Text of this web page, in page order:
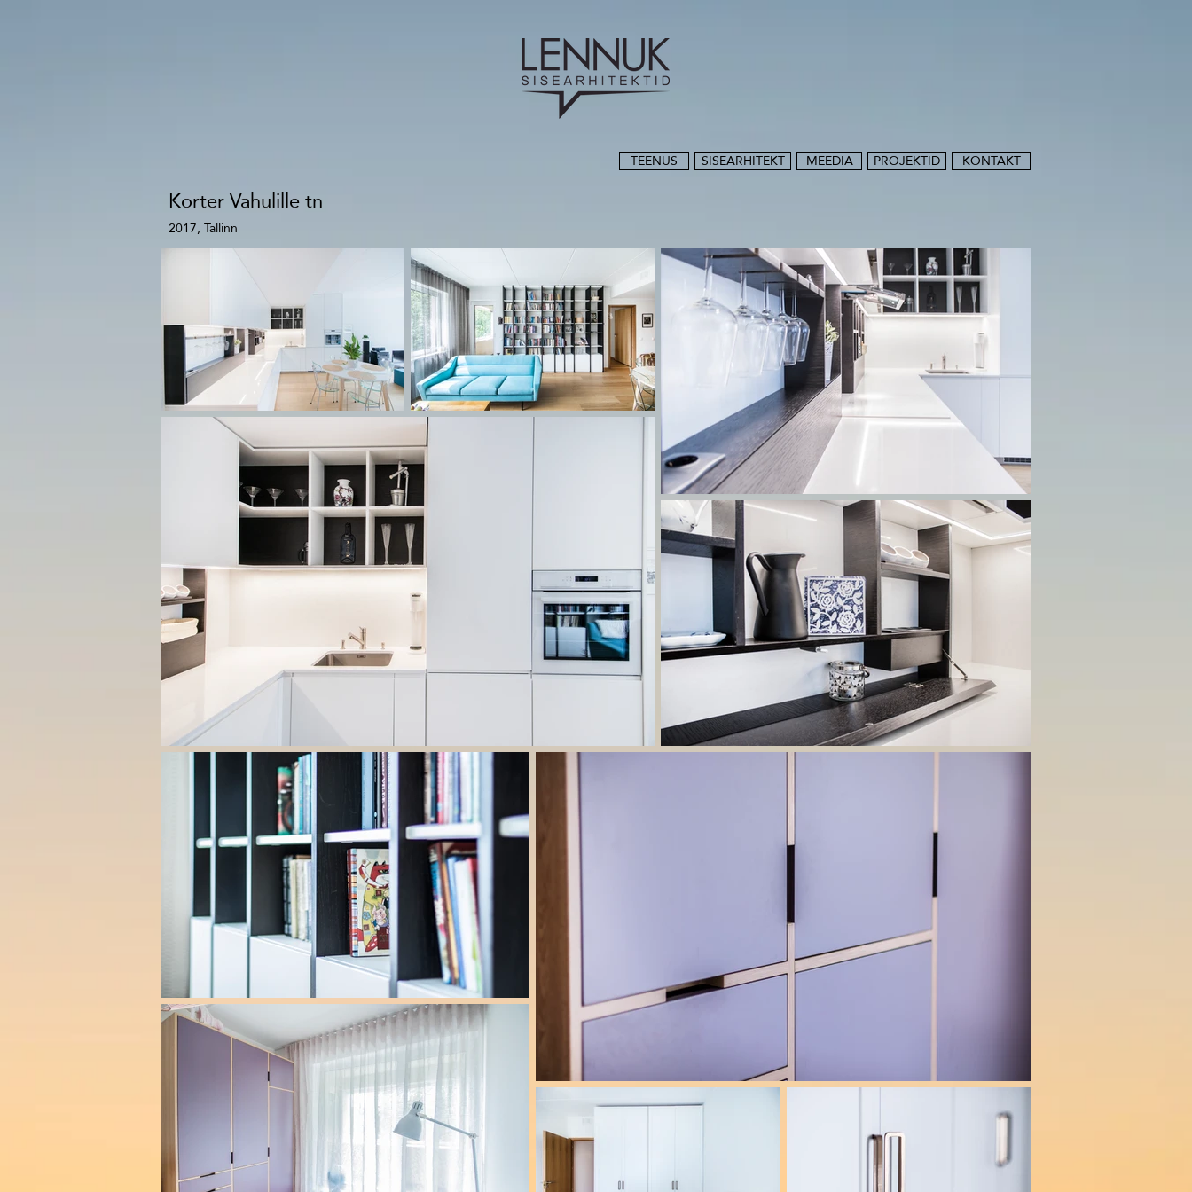
TEENUS SISEARHITEKT MEEDIA PROJEKTID KONTAKT
Korter Vahulille tn
2017, Tallinn